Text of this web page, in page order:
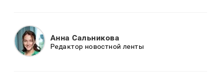
Анна Сальникова
Редактор новостной ленты